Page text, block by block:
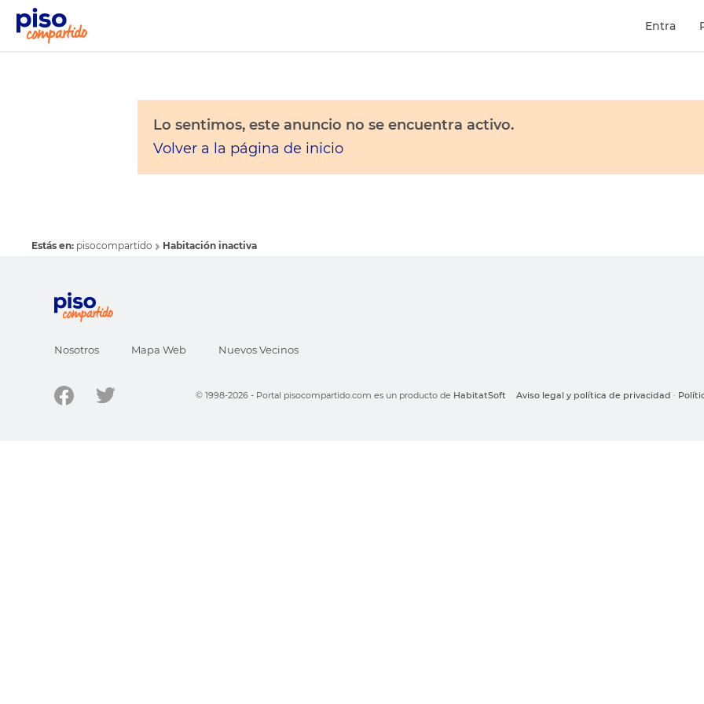
Entra
Lo sentimos, este anuncio no se encuentra activo.
Volver a la página de inicio
Estás en: pisocompartido Habitación inactiva
Nosotros Mapa Web Nuevos Vecinos
© 1998-2026 - Portal pisocompartido.com es un producto de HabitatSoft Aviso legal y política de privacidad ·